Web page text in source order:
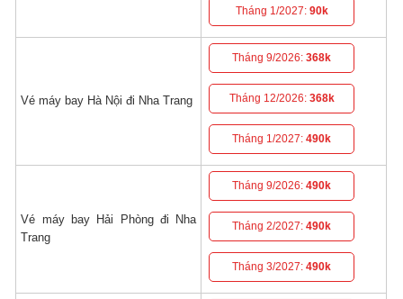
Tháng 1/2027: 90k
Vé máy bay Hà Nội đi Nha Trang
Tháng 9/2026:368k
Tháng 12/2026: 368k
Tháng 1/2027:490k
Vé máy bay Hải Phòng đi Nha
Trang
Tháng 9/2026:490k
Tháng 2/2027:490k
Tháng 3/2027:490k